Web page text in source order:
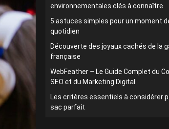
environnementales clés à connaître
5 astuces simples pour un moment
quotidien
Découverte des joyaux cachés de la
française
WebFeather – Le Guide Complet du
SEO et du Marketing Digital
Les critères essentiels à considérer
sac parfait